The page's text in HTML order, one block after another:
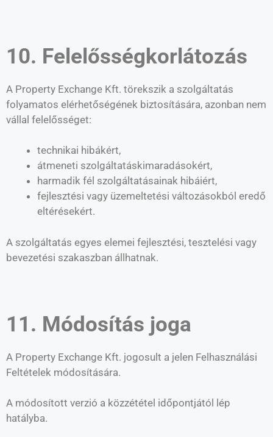
10. Felelősségkorlátozás
A Property Exchange Kft. törekszik a szolgáltatás
folyamatos elérhetőségének biztosítására, azonban nem
vállal felelősséget:
technikai hibákért,
átmeneti szolgáltatáskimaradásokért,
harmadik fél szolgáltatásainak hibáiért,
fejlesztési vagy üzemeltetési változásokból eredő
eltérésekért.
A szolgáltatás egyes elemei fejlesztési, tesztelési vagy
bevezetési szakaszban állhatnak.
11. Módosítás joga
A Property Exchange Kft. jogosult a jelen Felhasználási
Feltételek módosítására.
A módosított verzió a közzététel időpontjától lép
hatályba.